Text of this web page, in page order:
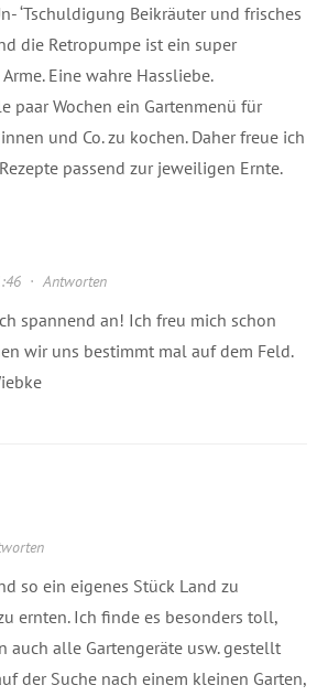
‘Tschuldigung Beikräuter und frisches
die Retropumpe ist ein super
Eine wahre Hassliebe.
paar Wochen ein Gartenmenü für
und Co. zu kochen. Daher freue ich
passend zur jeweiligen Ernte.
· Antworten
spannend an! Ich freu mich schon
wir uns bestimmt mal auf dem Feld.
so ein eigenes Stück Land zu
ernten. Ich finde es besonders toll,
auch alle Gartengeräte usw. gestellt
der Suche nach einem kleinen Garten,